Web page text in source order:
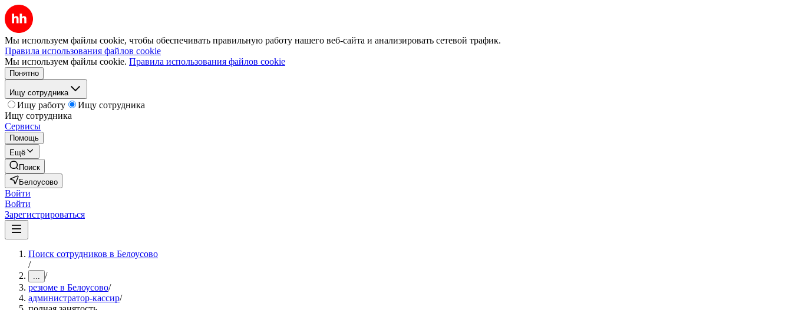
Мы используем файлы cookie, чтобы обеспечивать правильную работу нашего веб-сайта и анализировать сетевой трафик.
Правила использования файлов cookie
Мы используем файлы cookie. Правила использования файлов cookie
Понятно
Ищу сотрудника
Ищу работу
Ищу сотрудника
Ищу сотрудника
Сервисы
Помощь
Ещё
Поиск
Белоусово
Войти
Войти
Зарегистрироваться
Поиск сотрудников в Белоусово
/
... /
резюме в Белоусово/
администратор-кассир/